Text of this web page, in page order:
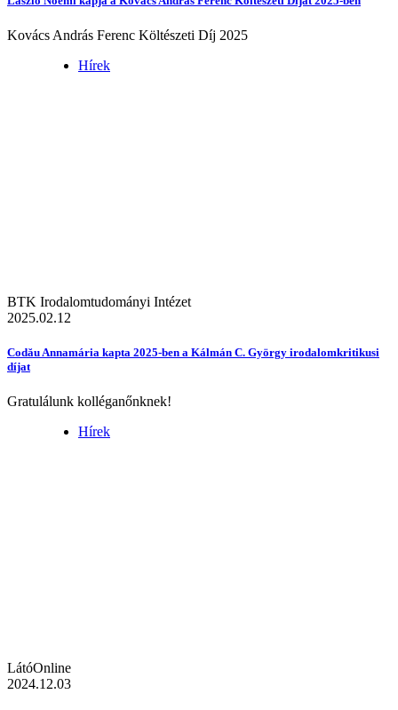
Kovács András Ferenc Költészeti Díj 2025
Hírek
BTK Irodalomtudományi Intézet
2025.02.12
Codău Annamária kapta 2025-ben a Kálmán C. György irodalomkritikusi
díjat
Gratulálunk kolléganőnknek!
Hírek
LátóOnline
2024.12.03